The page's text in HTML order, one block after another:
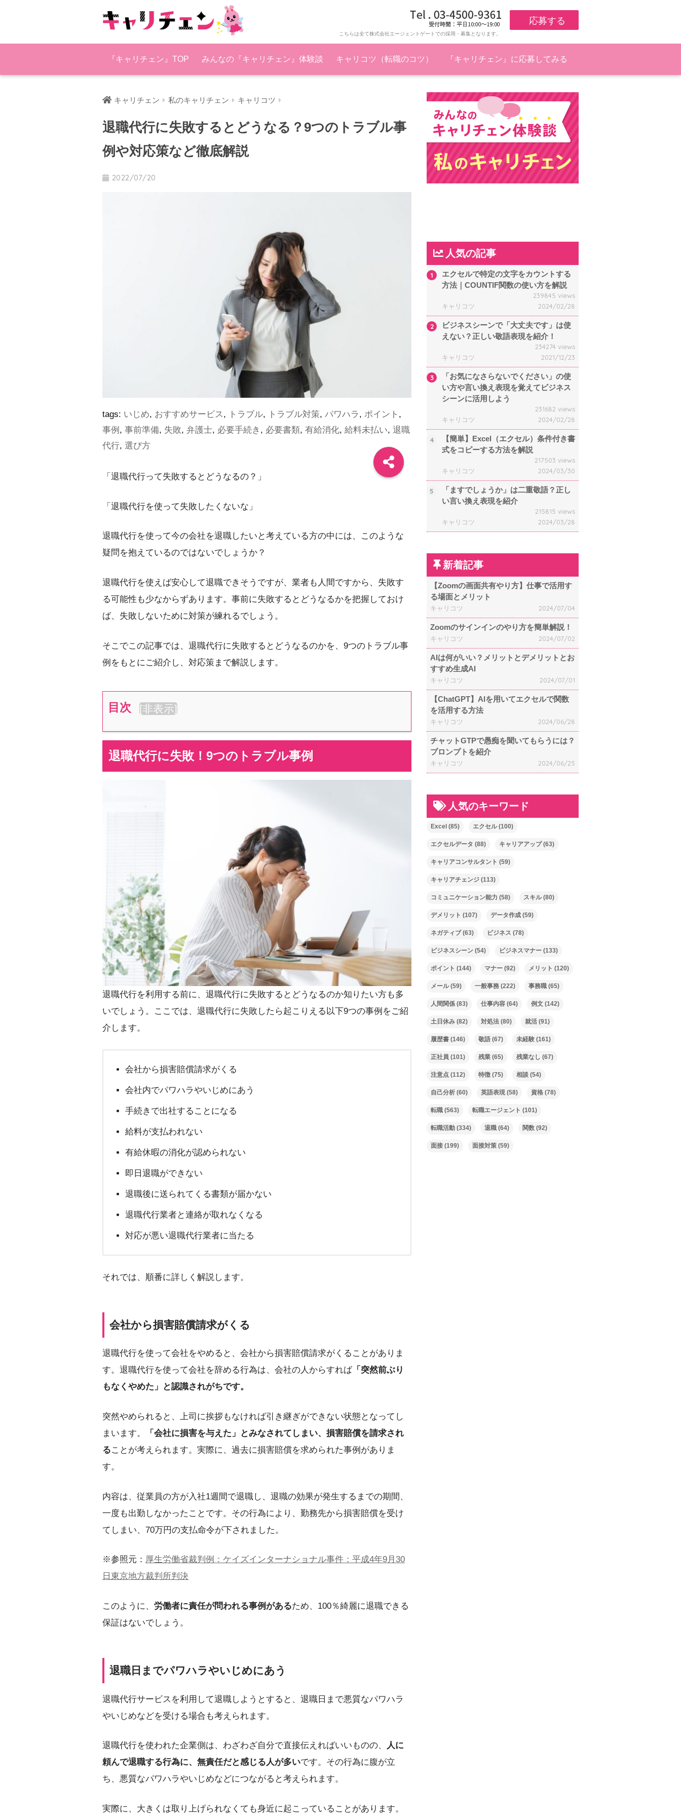
応募する
こちらは全て株式会社エージェントゲートでの採用・募集となります。
『キャリチェン』TOP みんなの『キャリチェン』体験談 キャリコツ（転職のコツ） 『キャリチェン』に応募してみる
キャリチェン 私のキャリチェン キャリコツ
退職代行に失敗するとどうなる？9つのトラブル事
例や対応策など徹底解説
2022/07/20
tags: いじめ, おすすめサービス, トラブル, トラブル対策, パワハラ , ポイント ,
事例 , 事前準備, 失敗, 弁護士, 必要手続き , 必要書類, 有給消化, 給料未払い, 退職
代行, 選び方
「退職代行って失敗するとどうなるの？」
「退職代行を使って失敗したくないな」
退職代行を使って今の会社を退職したいと考えている方の中には、このような
疑問を抱えているのではないでしょうか？
退職代行を使えば安心して退職できそうですが、業者も人間ですから、失敗す
る可能性も少なからずあります。事前に失敗するとどうなるかを把握しておけ
ば、失敗しないために対策が練れるでしょう。
そこでこの記事では、退職代行に失敗するとどうなるのかを、9つのトラブル事
例をもとにご紹介し、対応策まで解説します。
目次 [非表示]
退職代行に失敗！9つのトラブル事例
退職代行を利用する前に、退職代行に失敗するとどうなるのか知りたい方も多
いでしょう。ここでは、退職代行に失敗したら起こりえる以下9つの事例をご紹
介します。
会社から損害賠償請求がくる
会社内でパワハラやいじめにあう
手続きで出社することになる
給料が支払われない
有給休暇の消化が認められない
即日退職ができない
退職後に送られてくる書類が届かない
退職代行業者と連絡が取れなくなる
対応が悪い退職代行業者に当たる
それでは、順番に詳しく解説します。
会社から損害賠償請求がくる
退職代行を使って会社をやめると、会社から損害賠償請求がくることがありま
す。退職代行を使って会社を辞める行為は、会社の人からすれば「突然前ぶり
もなくやめた」と認識されがちです。
突然やめられると、上司に挨拶もなければ引き継ぎができない状態となってし
まいます。
「会社に損害を与えた」とみなされてしまい、損害賠償を請求され
ることが考えられます。実際に、過去に損害賠償を求められた事例がありま
す。
内容は、従業員の方が入社1週間で退職し、退職の効果が発生するまでの期間、
一度も出勤しなかったことです。その行為により、勤務先から損害賠償を受け
てしまい、70万円の支払命令が下されました。
※参照元： 厚生労働省裁判例：ケイズインターナショナル事件：平成4年9月30
日東京地方裁判所判決
このように、 労働者に責任が問われる事例があるため、100％綺麗に退職できる
保証はないでしょう。
退職日までパワハラやいじめにあう
退職代行サービスを利用して退職しようとすると、退職日まで悪質なパワハラ
やいじめなどを受ける場合も考えられます。
退職代行を使われた企業側は、わざわざ自分で直接伝えればいいものの、
人に
頼んで退職する行為に、無責任だと感じる人が多いです。その行為に腹が立
ち、悪質なパワハラやいじめなどにつながると考えられます。
実際に、大きくは取り上げられなくても身近に起こっていることがあります。
人気の記事
1
エクセルで特定の文字をカウントする
方法｜COUNTIF関数の使い方を解説
239845 views
キャリコツ
2024/02/28
2
ビジネスシーンで「大丈夫です」は使
えない？正しい敬語表現を紹介！
234274 views
キャリコツ
2021/12/23
3
「お気になさらないでください」の使
い方や言い換え表現を覚えてビジネス
シーンに活用しよう
231682 views
キャリコツ
2024/02/28
4
【簡単】Excel（エクセル）条件付き書
式をコピーする方法を解説
217503 views
キャリコツ
2024/03/30
5
「ますでしょうか」は二重敬語？正し
い言い換え表現を紹介
215815 views
キャリコツ
2024/03/28
新着記事
【Zoomの画面共有やり方】仕事で活用す
る場面とメリット
キャリコツ 2024/07/04
Zoomのサインインのやり方を簡単解説！
キャリコツ 2024/07/02
AIは何がいい？メリットとデメリットとお
すすめ生成AI
キャリコツ 2024/07/01
【ChatGPT】AIを用いてエクセルで関数
を活用する方法
キャリコツ 2024/06/28
チャットGTPで愚痴を聞いてもらうには？
プロンプトを紹介
キャリコツ 2024/06/25
人気のキーワード
Excel (85) エクセル(100)
エクセルデータ (88) キャリアアップ(63)
キャリアコンサルタント (59)
キャリアチェンジ (113)
コミュニケーション能力 (58) スキル(80)
デメリット (107) データ作成 (59)
ネガティブ(63) ビジネス (78)
ビジネスシーン (54) ビジネスマナー (133)
ポイント (144) マナー (92) メリット (120)
メール(59) 一般事務 (222) 事務職 (65)
人間関係 (83) 仕事内容 (64) 例文 (142)
土日休み (82) 対処法 (80) 就活 (91)
履歴書 (146) 敬語 (67) 未経験 (161)
正社員 (101) 残業 (65) 残業なし (67)
注意点 (112) 特徴 (75) 相談 (54)
自己分析 (60) 英語表現(58) 資格 (78)
転職 (563) 転職エージェント (101)
転職活動 (334) 退職 (64) 関数 (92)
面接 (199) 面接対策 (59)